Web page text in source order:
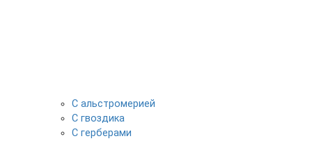
С альстромерией
С гвоздика
С герберами